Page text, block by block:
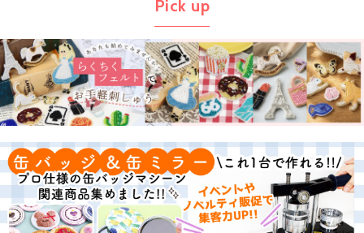
Pick up